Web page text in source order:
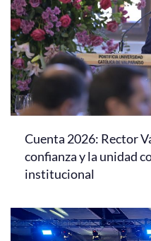
Cuenta 2026: Rector
confianza y la unidad
institucional